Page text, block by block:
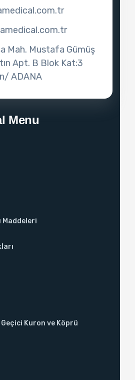
Mah. Mustafa Gümüş
Apt. B Blok Kat:3
ADANA
Menu
Maddeleri
Kuron ve Köprü